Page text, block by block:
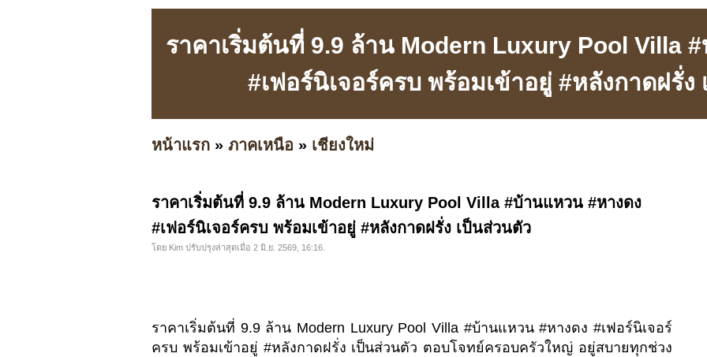
ราคาเริ่มต้นที่ 9.9 ล้าน Modern Luxury Pool Villa
#เฟอร์นิเจอร์ครบ พร้อมเข้าอยู่ #หลังกาดฝรั่ง
หน้าแรก » ภาคเหนือ » เชียงใหม่
ราคาเริ่มต้นที่ 9.9 ล้าน Modern Luxury Pool Villa #บ้านแหวน #หางดง
#เฟอร์นิเจอร์ครบ พร้อมเข้าอยู่ #หลังกาดฝรั่ง เป็นส่วนตัว
โดย Kim ปรับปรุงล่าสุดเมื่อ 2 มิ.ย. 2569, 16:16.
ราคาเริ่มต้นที่ 9.9 ล้าน Modern Luxury Pool Villa #บ้านแหวน #หางดง #เฟอร์นิเจอร์
ครบ พร้อมเข้าอยู่ #หลังกาดฝรั่ง เป็นส่วนตัว ตอบโจทย์ครอบครัวใหญ่ อยู่สบายทุกช่วง